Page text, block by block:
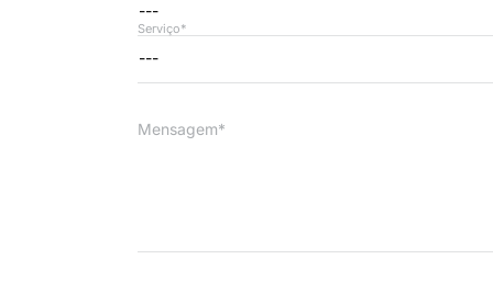
---
---
Serviço*
Mensagem*